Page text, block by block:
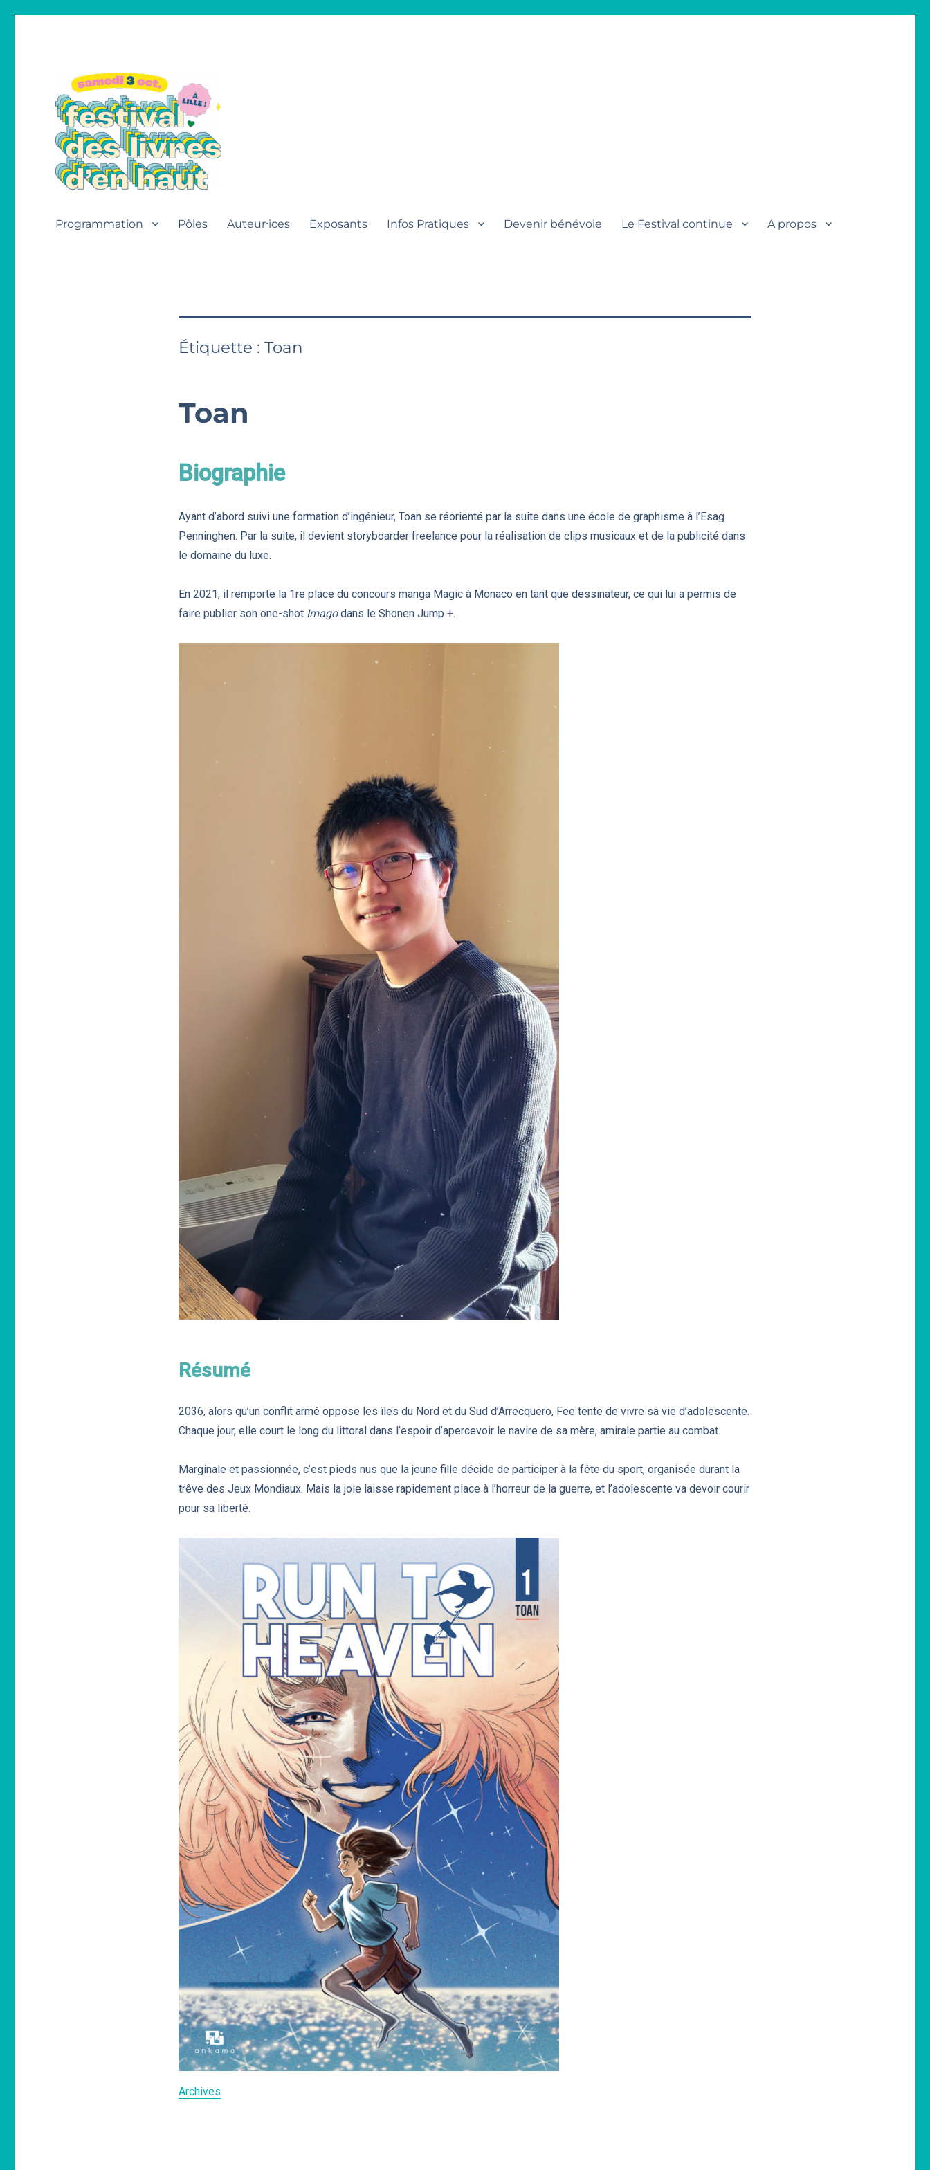
Programmation Pôles Auteur⸱ices Exposants Infos Pratiques Devenir bénévole Le Festival continue A propos
Étiquette : Toan
Toan
Biographie
Ayant d’abord suivi une formation d’ingénieur, Toan se réorienté par la suite dans une école de graphisme à l’Esag
Penninghen. Par la suite, il devient storyboarder freelance pour la réalisation de clips musicaux et de la publicité dans
le domaine du luxe.
En 2021, il remporte la 1re place du concours manga Magic à Monaco en tant que dessinateur, ce qui lui a permis de
faire publier son one-shot Imagodans le Shonen Jump +.
Résumé
2036, alors qu’un conflit armé oppose les îles du Nord et du Sud d’Arrecquero, Fee tente de vivre sa vie d’adolescente.
Chaque jour, elle court le long du littoral dans l’espoir d’apercevoir le navire de sa mère, amirale partie au combat.
Marginale et passionnée, c’est pieds nus que la jeune fille décide de participer à la fête du sport, organisée durant la
trêve des Jeux Mondiaux. Mais la joie laisse rapidement place à l’horreur de la guerre, et l’adolescente va devoir courir
pour sa liberté.
Archives